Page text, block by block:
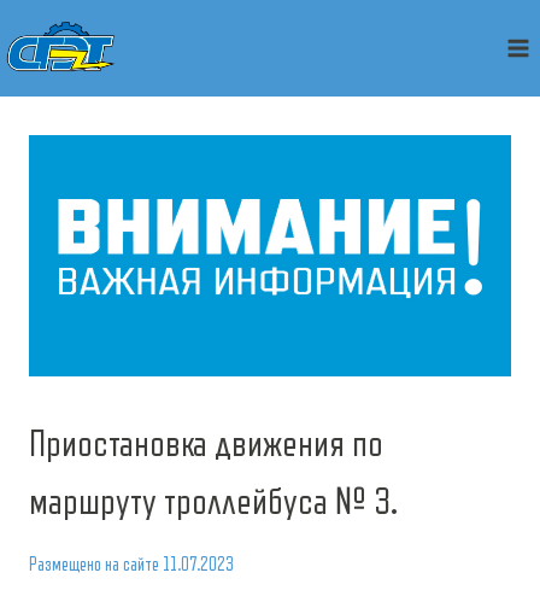
Перейти
к
содержимому
Приостановка движения по
маршруту троллейбуса № 3.
Размещено на сайте 11.07.2023